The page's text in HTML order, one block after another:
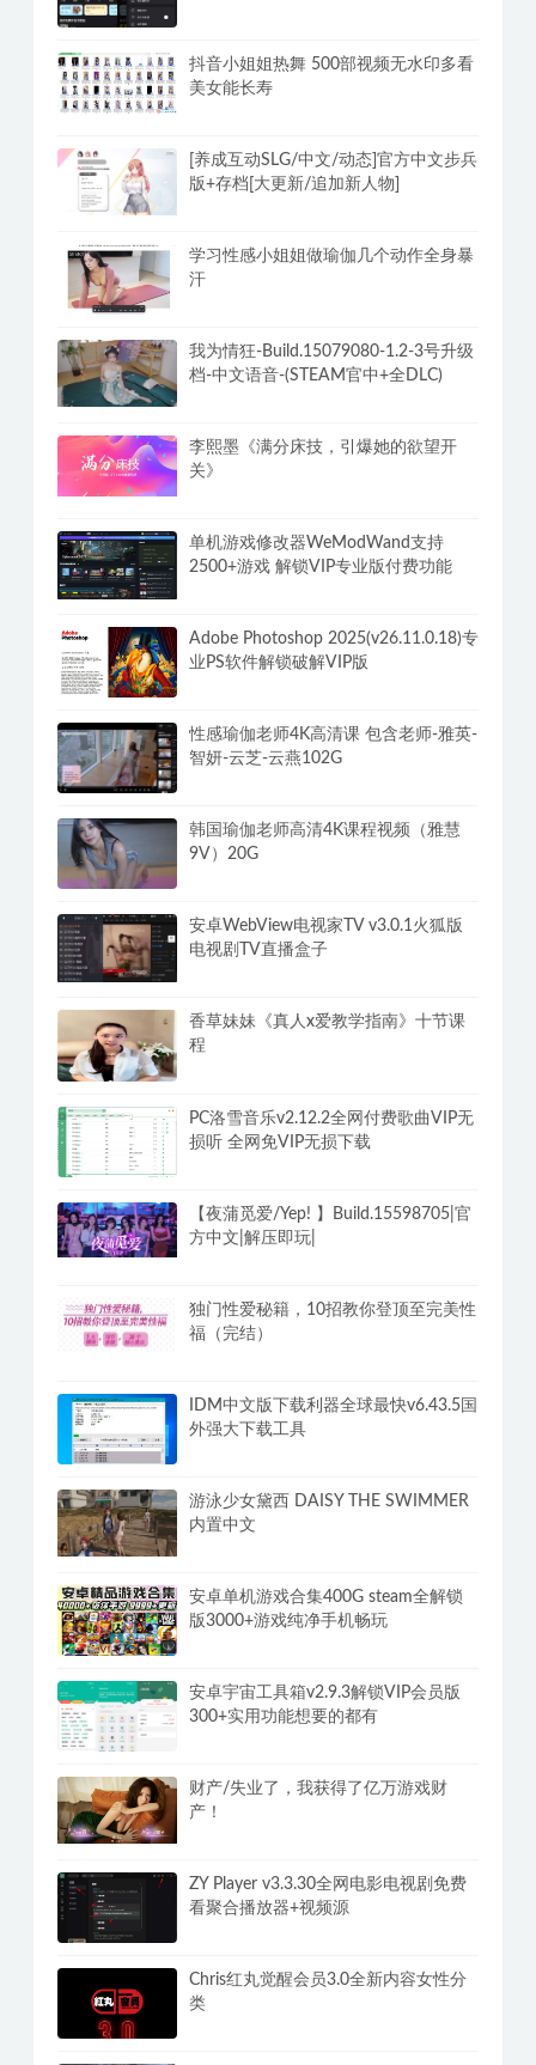
抖音小姐姐热舞 500部视频无水印多看
美女能长寿
[养成互动SLG/中文/动态]官方中文步兵
版+存档[大更新/追加新人物]
学习性感小姐姐做瑜伽几个动作全身暴
汗
我为情狂-Build.15079080-1.2-3号升级
档-中文语音-(STEAM官中+全DLC)
李熙墨《满分床技，引爆她的欲望开
关》
单机游戏修改器WeModWand支持
2500+游戏 解锁VIP专业版付费功能
Adobe Photoshop 2025(v26.11.0.18)专
业PS软件解锁破解VIP版
性感瑜伽老师4K高清课 包含老师-雅英-
智妍-云芝-云燕102G
韩国瑜伽老师高清4K课程视频（雅慧
9V）20G
安卓WebView电视家TV v3.0.1火狐版
电视剧TV直播盒子
香草妹妹《真人x爱教学指南》十节课
程
PC洛雪音乐v2.12.2全网付费歌曲VIP无
损听 全网免VIP无损下载
【夜蒲觅爱/Yep! 】Build.15598705|官
方中文|解压即玩|
独门性爱秘籍，10招教你登顶至完美性
福（完结）
IDM中文版下载利器全球最快v6.43.5国
外强大下载工具
游泳少女黛西 DAISY THE SWIMMER
内置中文
安卓单机游戏合集400G steam全解锁
版3000+游戏纯净手机畅玩
安卓宇宙工具箱v2.9.3解锁VIP会员版
300+实用功能想要的都有
财产/失业了，我获得了亿万游戏财
产！
ZY Player v3.3.30全网电影电视剧免费
看聚合播放器+视频源
Chris红丸觉醒会员3.0全新内容女性分
类